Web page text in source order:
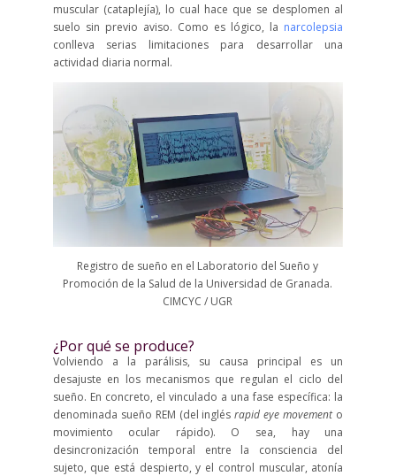
muscular (cataplejía), lo cual hace que se desplomen al
suelo sin previo aviso. Como es lógico, la narcolepsia
conlleva serias limitaciones para desarrollar una
actividad diaria normal.
Registro de sueño en el Laboratorio del Sueño y
Promoción de la Salud de la Universidad de Granada.
CIMCYC / UGR
¿Por qué se produce?
Volviendo a la parálisis, su causa principal es un
desajuste en los mecanismos que regulan el ciclo del
sueño. En concreto, el vinculado a una fase específica: la
denominada sueño REM (del inglésrapid eye movemento
movimiento ocular rápido). O sea, hay una
desincronización temporal entre la consciencia del
sujeto, que está despierto, y el control muscular, atonía